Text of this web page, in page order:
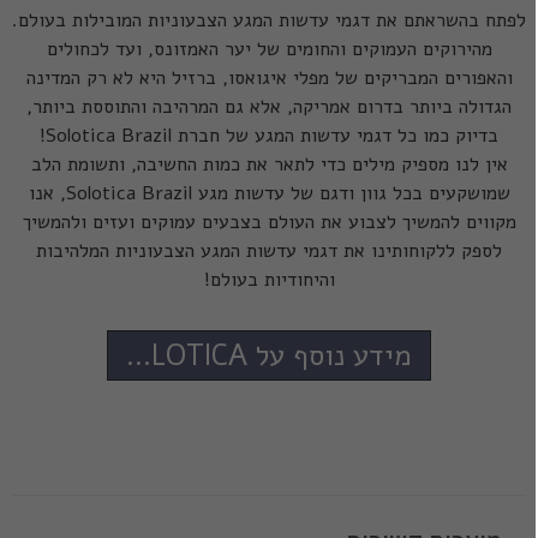
לפתח בהשראתם את דגמי עדשות המגע הצבעוניות המובילות בעולם.
מהירוקים העמוקים והחומים של יער האמזונס, ועד לכחולים
והאפורים המבריקים של מפלי איגואסו, ברזיל היא לא רק המדינה
הגדולה ביותר בדרום אמריקה, אלא גם המרהיבה והתוססת ביותר,
בדיוק כמו כל דגמי עדשות המגע של חברת Solotica Brazil!
אין לנו מספיק מילים כדי לתאר את כמות החשיבה, ותשומת הלב
שמושקעים בכל גוון ודגם של עדשות מגע Solotica Brazil, אנו
מקווים להמשיך לצבוע את העולם בצבעים עמוקים ועזים ולהמשיך
לספק ללקוחותינו את דגמי עדשות המגע הצבעוניות המלהיבות
והיחודיות בעולם!
מידע נוסף על SOLOTICA